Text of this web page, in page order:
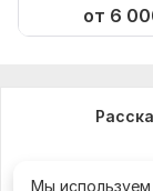
от 6
Мы